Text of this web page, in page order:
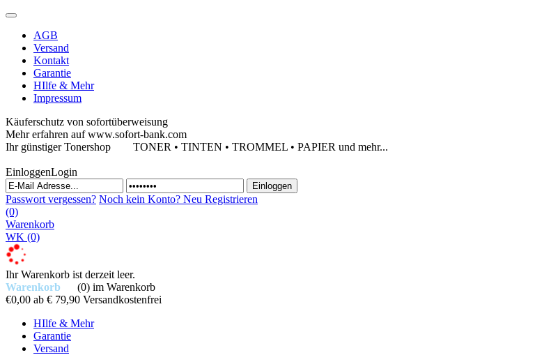
AGB
Versand
Kontakt
Garantie
HIlfe & Mehr
Impressum
Käuferschutz von sofortüberweisung
Mehr erfahren auf www.sofort-bank.com
Ihr günstiger Tonershop TONER • TINTEN • TROMMEL • PAPIER und mehr...
EinloggenLogin
Passwort vergessen? Noch kein Konto? Neu Registrieren
(0)
Warenkorb
WK (0)
Ihr Warenkorb ist derzeit leer.
Warenkorb
(0) im Warenkorb
€0,00 ab € 79,90 Versandkostenfrei
HIlfe & Mehr
Garantie
Versand